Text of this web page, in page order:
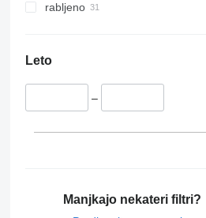
rabljeno
Leto
–
Manjkajo nekateri filtri?